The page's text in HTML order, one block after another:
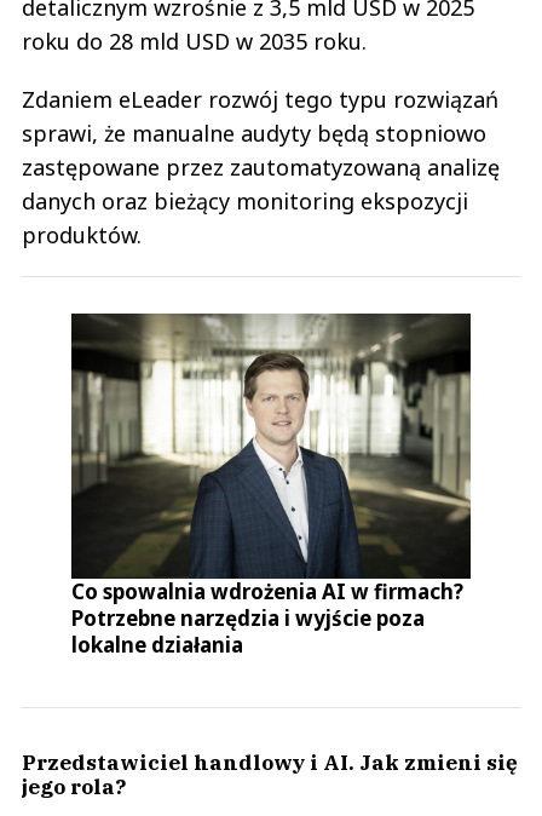
detalicznym wzrośnie z 3,5 mld USD w 2025
roku do 28 mld USD w 2035 roku.
Zdaniem eLeader rozwój tego typu rozwiązań
sprawi, że manualne audyty będą stopniowo
zastępowane przez zautomatyzowaną analizę
danych oraz bieżący monitoring ekspozycji
produktów.
Co spowalnia wdrożenia AI w firmach?
Potrzebne narzędzia i wyjście poza
lokalne działania
Przedstawiciel handlowy i AI. Jak zmieni się
jego rola?